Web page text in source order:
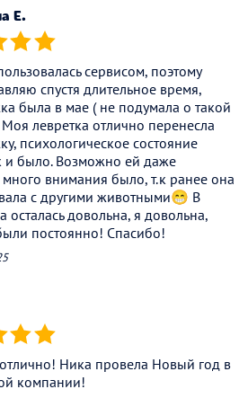
Е.
(*) (*)
сервисом, поэтому
спустя длительное время,
была в мае ( не подумала о такой
левретка отлично перенесла
психологическое состояние
и было. Возможно ей даже
внимания было, т.к ранее она
с другими животными😁 В
довольна, я довольна,
постоянно! Спасибо!
(*) (*)
Ника провела Новый год в
компании!